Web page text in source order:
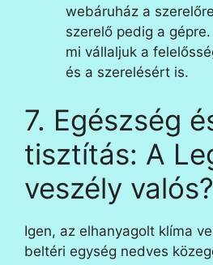
webáruház a
szerelő pedig a
mi vállaljuk a
és a szerelésért is.
7. Egészség
tisztítás: A
veszély valós?
Igen, az elhanyagolt klíma
beltéri egység nedves